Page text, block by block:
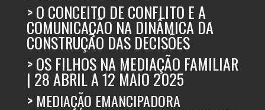
>O CONCEITO DE CONFLITO E A
COMUNICAÇÃO NA DINÂMICA DA
CONSTRUÇÃO DAS DECISÕES
>OS FILHOS NA MEDIAÇÃO FAMILIAR
| 28 ABRIL A 12 MAIO 2025
> MEDIAÇÃO EMANCIPADORA